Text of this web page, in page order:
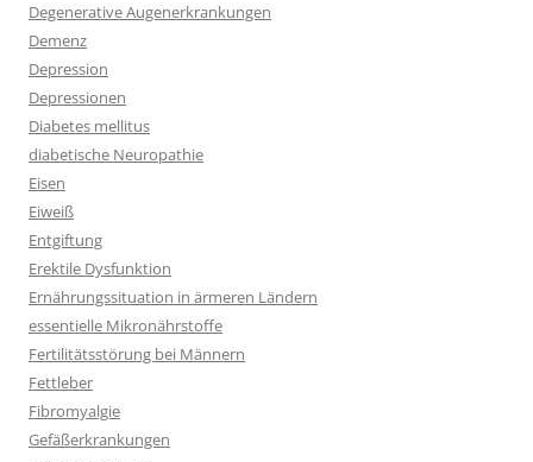
Degenerative Augenerkrankungen
Demenz
Depression
Depressionen
Diabetes mellitus
diabetische Neuropathie
Eisen
Eiweiß
Entgiftung
Erektile Dysfunktion
Ernährungssituation in ärmeren Ländern
essentielle Mikronährstoffe
Fertilitätsstörung bei Männern
Fettleber
Fibromyalgie
Gefäßerkrankungen